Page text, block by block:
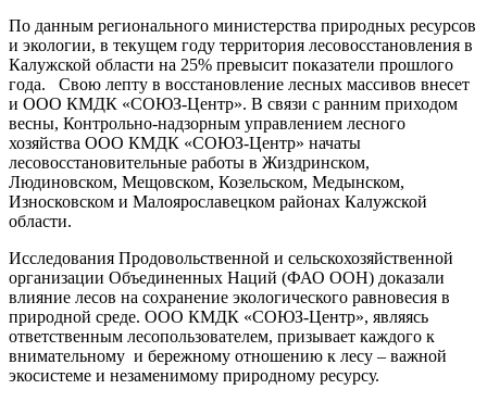
По данным регионального министерства природных ресурсов
и экологии, в текущем году территория лесовосстановления в
Калужской области на 25% превысит показатели прошлого
года. Свою лепту в восстановление лесных массивов внесет
и ООО КМДК «СОЮЗ-Центр». В связи с ранним приходом
весны, Контрольно-надзорным управлением лесного
хозяйства ООО КМДК «СОЮЗ-Центр» начаты
лесовосстановительные работы в Жиздринском,
Людиновском, Мещовском, Козельском, Медынском,
Износковском и Малоярославецком районах Калужской
области.
Исследования Продовольственной и сельскохозяйственной
организации Объединенных Наций (ФАО ООН) доказали
влияние лесов на сохранение экологического равновесия в
природной среде. ООО КМДК «СОЮЗ-Центр», являясь
ответственным лесопользователем, призывает каждого к
внимательному и бережному отношению к лесу – важной
экосистеме и незаменимому природному ресурсу.